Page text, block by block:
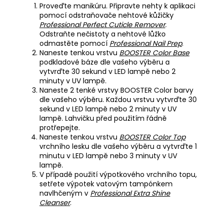
Proveďte manikúru. Připravte nehty k aplikaci
pomocí odstraňovače nehtové kůžičky
Professional Perfect Cuticle Remover.
Odstraňte nečistoty a nehtové lůžko
odmastěte pomocí Professional Nail Prep.
Naneste tenkou vrstvu BOOSTER Color Base
podkladové báze dle vašeho výběru a
vytvrďte 30 sekund v LED lampě nebo 2
minuty v UV lampě.
Naneste 2 tenké vrstvy BOOSTER Color barvy
dle vašeho výběru. Každou vrstvu vytvrďte 30
sekund v LED lampě nebo 2 minuty v UV
lampě. Lahvičku před použitím řádně
protřepejte.
Naneste tenkou vrstvu BOOSTER Color Top
vrchního lesku dle vašeho výběru a vytvrďte 1
minutu v LED lampě nebo 3 minuty v UV
lampě.
V případě použití výpotkového vrchního topu,
setřete výpotek vatovým tampónkem
navlhčeným v Professional Extra Shine
Cleanser.